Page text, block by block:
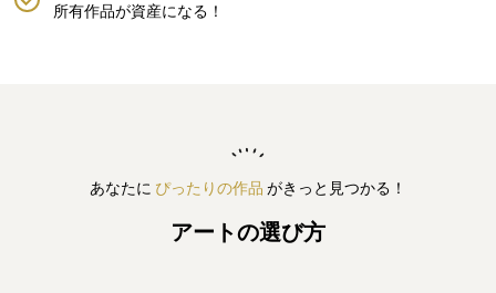
所有作品が資産になる！
あなたに ぴったりの作品 がきっと見つかる！
アートの選び方